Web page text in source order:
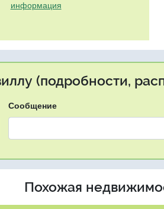
информация
(подробности,
Сообщение
Похожая